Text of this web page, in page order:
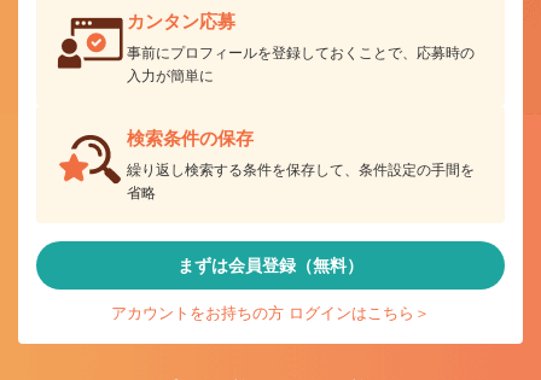
カンタン応募
事前にプロフィールを登録しておくことで、応募時の
入力が簡単に
検索条件の保存
繰り返し検索する条件を保存して、条件設定の手間を
省略
まずは会員登録（無料）
アカウントをお持ちの方 ログインはこちら＞